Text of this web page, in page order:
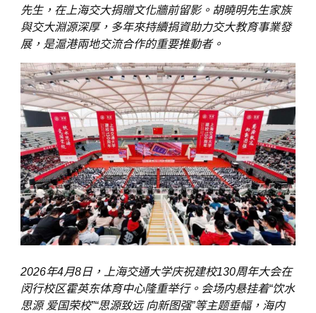
先生，在上海交大捐贈文化牆前留影。胡曉明先生家族
與交大淵源深厚，多年來持續捐資助力交大教育事業發
展，是滬港兩地交流合作的重要推動者。
2026年4月8日，上海交通大学庆祝建校130周年大会在
闵行校区霍英东体育中心隆重举行。会场内悬挂着“饮水
思源 爱国荣校”“思源致远 向新图强”等主题垂幅，海内